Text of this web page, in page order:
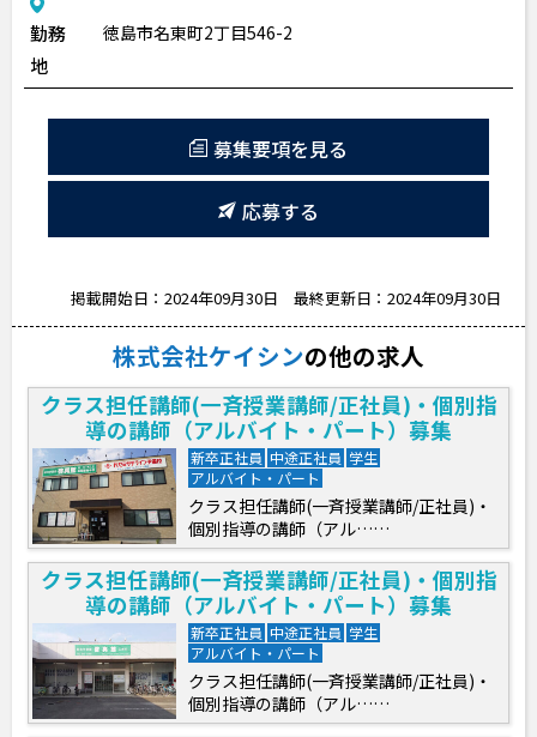
勤務
地
徳島市名東町2丁目546-2
募集要項を見る
応募する
掲載開始日：2024年09月30日 最終更新日：2024年09月30日
株式会社ケイシンの他の求人
クラス担任講師(一斉授業講師/正社員)・個別指
導の講師（アルバイト・パート）募集
新卒正社員 中途正社員 学生
アルバイト・パート
クラス担任講師(一斉授業講師/正社員)・
個別指導の講師（アル……
クラス担任講師(一斉授業講師/正社員)・個別指
導の講師（アルバイト・パート）募集
新卒正社員 中途正社員 学生
アルバイト・パート
クラス担任講師(一斉授業講師/正社員)・
個別指導の講師（アル……